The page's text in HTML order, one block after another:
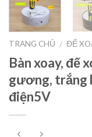
TRANG CHỦ / ĐẾ
Bàn xoay, đế
gương, trắng
điện5V